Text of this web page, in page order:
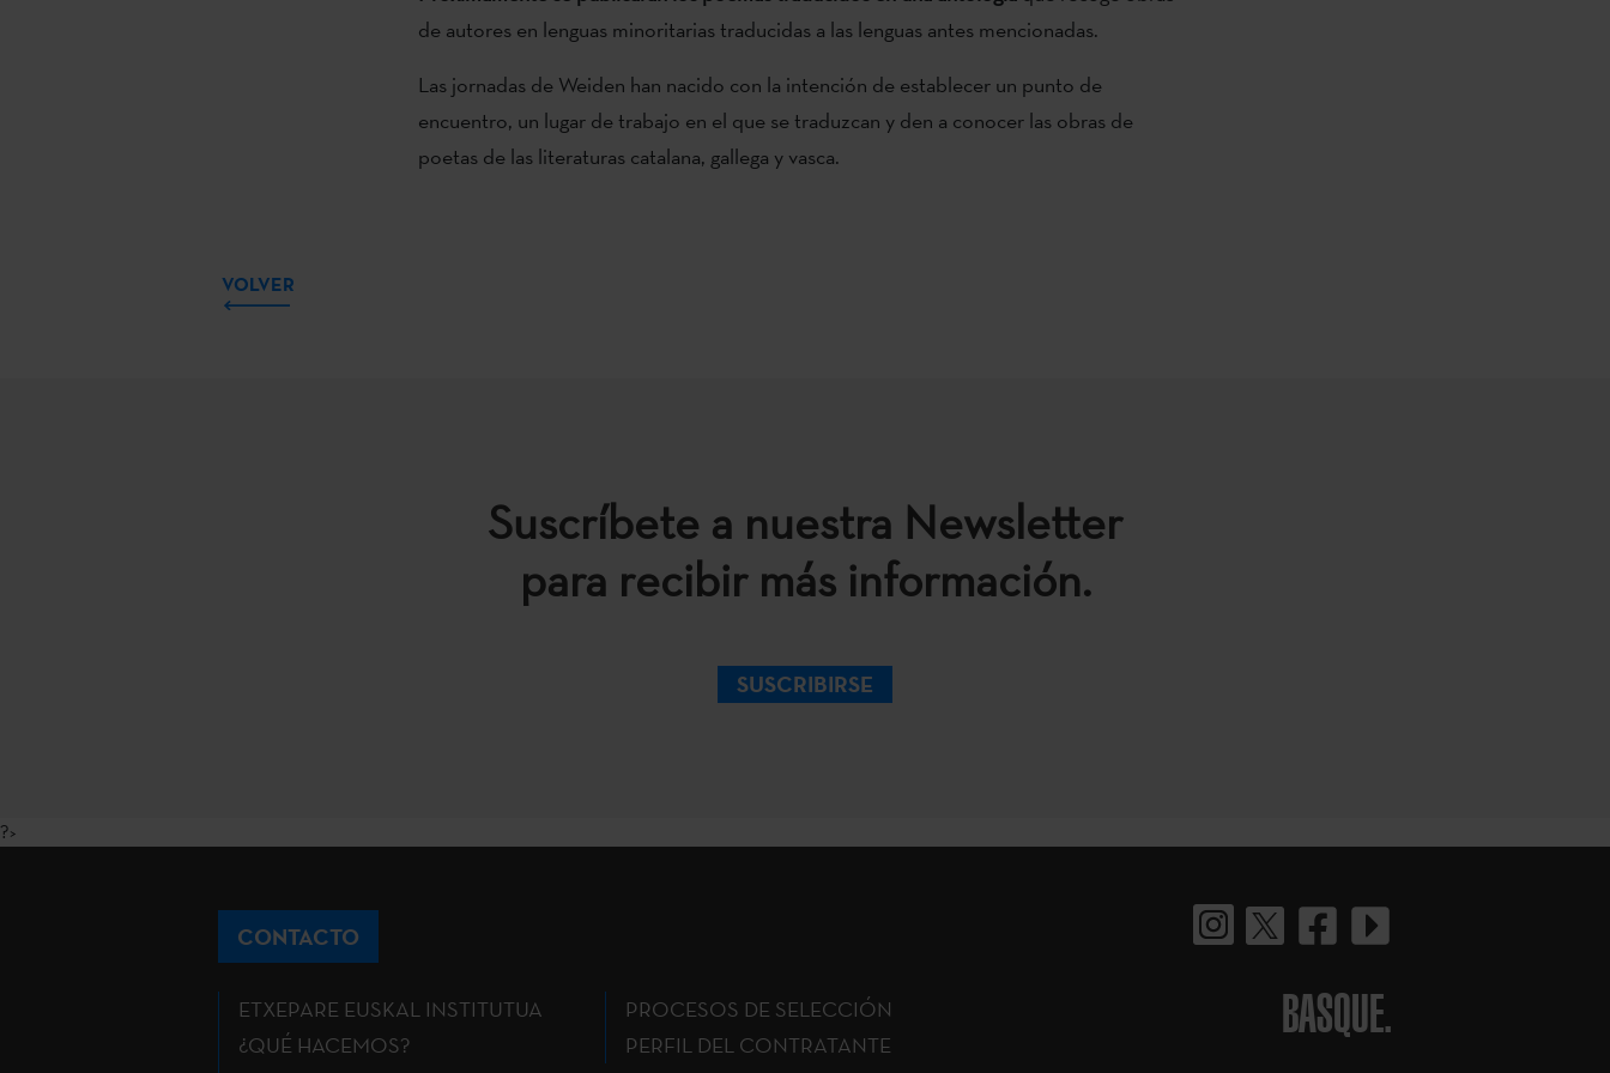
de autores en lenguas minoritarias traducidas a las lenguas antes mencionadas.
Las jornadas de Weiden han nacido con la intención de establecer un punto de
encuentro, un lugar de trabajo en el que se traduzcan y den a conocer las obras de
poetas de las literaturas catalana, gallega y vasca.
VOLVER
Suscríbete a nuestra Newsletter
para recibir más información.
SUSCRIBIRSE
?>
CONTACTO
ETXEPARE EUSKAL INSTITUTUA
¿QUÉ HACEMOS?
PROCESOS DE SELECCIÓN
PERFIL DEL CONTRATANTE
BASQUE.